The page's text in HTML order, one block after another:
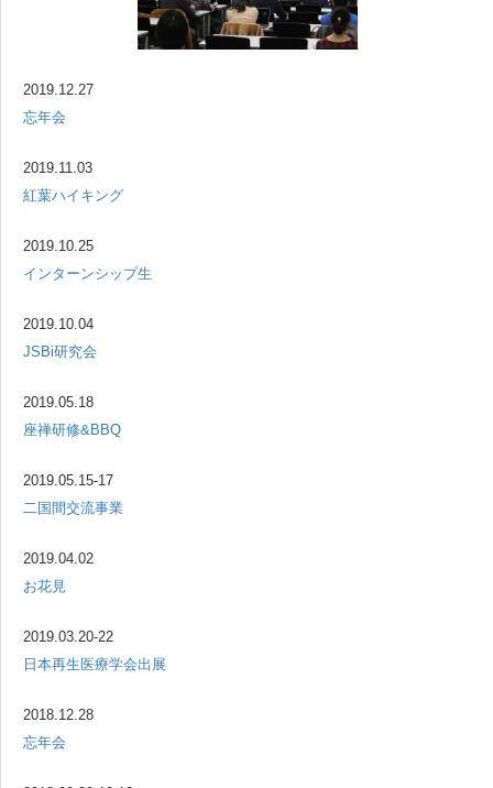
2019.12.27
忘年会
2019.11.03
紅葉ハイキング
2019.10.25
インターンシップ生
2019.10.04
JSBi研究会
2019.05.18
座禅研修&BBQ
2019.05.15-17
二国間交流事業
2019.04.02
お花見
2019.03.20-22
日本再生医療学会出展
2018.12.28
忘年会